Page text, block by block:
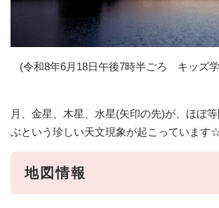
(令和8年6月18日午後7時半ごろ キッズ
月、金星、木星、水星(矢印の先)が、ほぼ
ぶという珍しい天文現象が起こっています
地図情報